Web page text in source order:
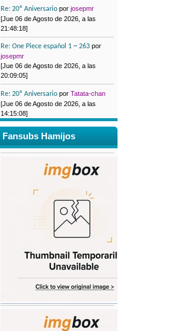
Re: 20º Aniversario porjosepmr
[Jue 06 de Agosto de 2026, a las
21:48:18]
Re: One Piece español 1 ~ 263 por
josepmr
[Jue 06 de Agosto de 2026, a las
20:09:05]
Re: 20º Aniversario porTatata-chan
[Jue 06 de Agosto de 2026, a las
14:15:08]
Fansubs Hamijos